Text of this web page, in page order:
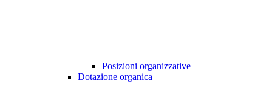
Posizioni organizzative
Dotazione organica